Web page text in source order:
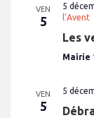
VEN
5
5
l’Avent
Les
Mairie
VEN
5
5